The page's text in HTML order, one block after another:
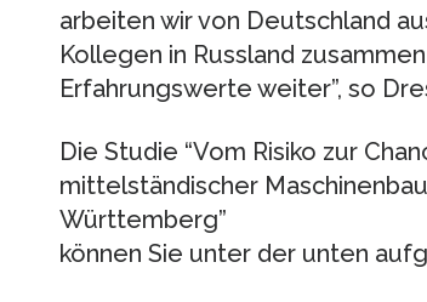
arbeiten wir von Deutschland
Kollegen in Russland
Erfahrungswerte weiter”, so
Die Studie “Vom Risiko zur
mittelständischer
Württemberg”
können Sie unter der unten